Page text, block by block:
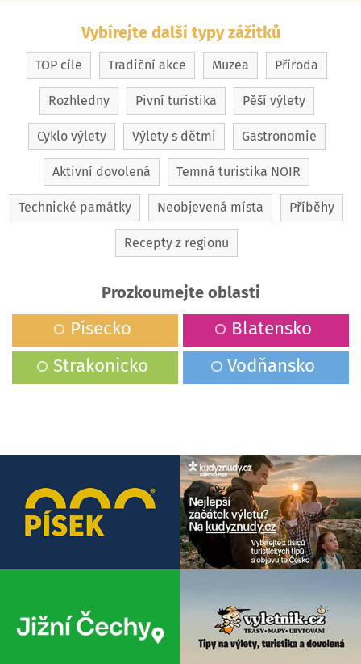
Vybírejte další typy zážitků
TOP cíle Tradiční akce Muzea Příroda
Rozhledny Pivní turistika Pěší výlety
Cyklo výlety Výlety s dětmi Gastronomie
Aktivní dovolená Temná turistika NOIR
Technické památky Neobjevená místa Příběhy
Recepty z regionu
Prozkoumejte oblasti
Písecko
Blatensko
Strakonicko
Vodňansko